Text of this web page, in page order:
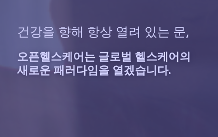
건강을 향해 항상 열려 있는 문,
오픈헬스케어는 글로벌 헬스케어의
새로운패러다임을 열겠습니다.
건강을 향해 항상 열려 있는 문,
오픈헬스케어는 글로벌 헬스케어의
새로운패러다임을 열겠습니다.